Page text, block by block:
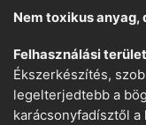
Nem toxikus anyag,
Felhasználási
Ékszerkészítés,
legelterjedtebb a
karácsonyfadísztől